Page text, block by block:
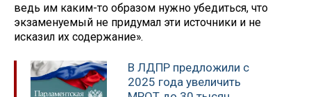
ведь им каким-то образом нужно убедиться, что
экзаменуемый не придумал эти источники и не
исказил их содержание».
В ЛДПР предложили с
2025 года увеличить